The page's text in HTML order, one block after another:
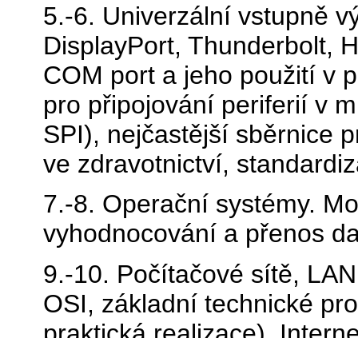
5.-6. Univerzální vstupně
DisplayPort, Thunderbolt,
COM port a jeho použití v
pro připojování periferií v
SPI), nejčastější sběrnice
ve zdravotnictví,
7.-8. Operační systémy.
vyhodnocování a přenos
9.-10. Počítačové sítě,
OSI, základní technické